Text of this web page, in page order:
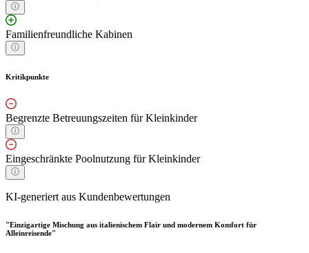
Familienfreundliche Kabinen
Kritikpunkte
Begrenzte Betreuungszeiten für Kleinkinder
Eingeschränkte Poolnutzung für Kleinkinder
KI-generiert aus Kundenbewertungen
"Einzigartige Mischung aus italienischem Flair und modernem Komfort für
Alleinreisende"